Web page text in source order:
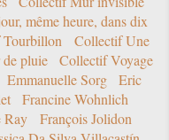
même heure, dans dix
Collectif Une
pluie
Collectif Voyage
Emmanuelle Sorg
Eric
Francine Wohnlich
Ray
François Jolidon